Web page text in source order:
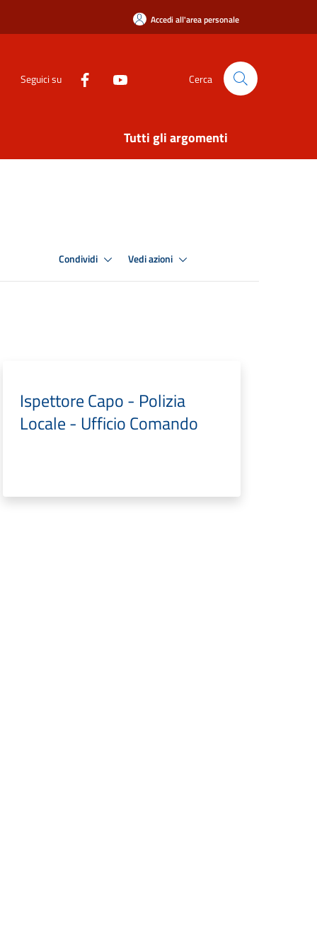
Accedi all'area personale
Seguici su Cerca
Tutti gli argomenti
Condividi Vedi azioni
Ispettore Capo - Polizia
Locale - Ufficio Comando